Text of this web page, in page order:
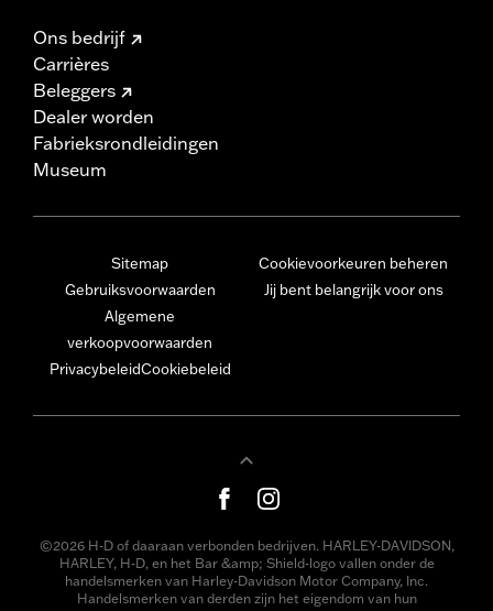
Ons bedrijf
Carrières
Beleggers
Dealer worden
Fabrieksrondleidingen
Museum
Sitemap
Gebruiksvoorwaarden
Algemene
verkoopvoorwaarden
PrivacybeleidCookiebeleid
Cookievoorkeuren beheren
Jij bent belangrijk voor ons
©2026 H-D of daaraan verbonden bedrijven. HARLEY-DAVIDSON,
HARLEY, H-D, en het Bar &amp; Shield-logo vallen onder de
handelsmerken van Harley-Davidson Motor Company, Inc.
Handelsmerken van derden zijn het eigendom van hun